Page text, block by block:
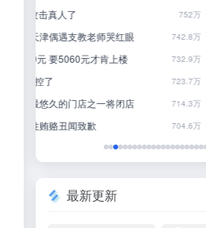
5 犯罪高手
6 欢迎来到研究生的世界
7 当和你一起玩的那个兄弟延迟过高：
8 不要“做”挑战？（第二十一期）
9 当我被外星人取代【B萌应援】
10
最新更新